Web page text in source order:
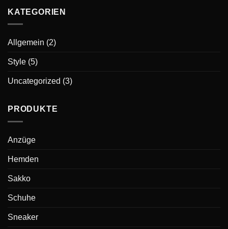
KATEGORIEN
Allgemein (2)
Style (5)
Uncategorized (3)
PRODUKTE
Anzüge
Hemden
Sakko
Schuhe
Sneaker